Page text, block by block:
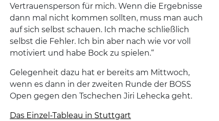
Vertrauensperson für mich. Wenn die Ergebnisse
dann mal nicht kommen sollten, muss man auch
auf sich selbst schauen. Ich mache schließlich
selbst die Fehler. Ich bin aber nach wie vor voll
motiviert und habe Bock zu spielen.“
Gelegenheit dazu hat er bereits am Mittwoch,
wenn es dann in der zweiten Runde der BOSS
Open gegen den Tschechen Jiri Lehecka geht.
Das Einzel-Tableau in Stuttgart